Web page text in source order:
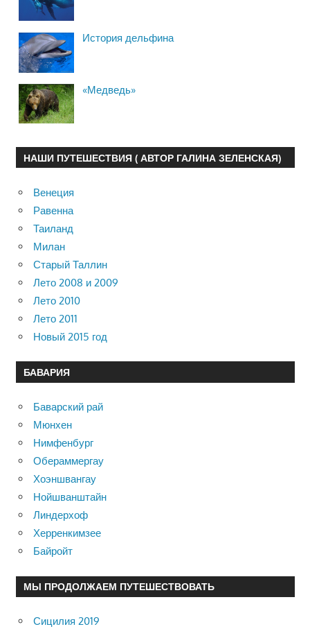
История дельфина
«Медведь»
НАШИ ПУТЕШЕСТВИЯ ( АВТОР ГАЛИНА ЗЕЛЕНСКАЯ)
Венеция
Равенна
Таиланд
Милан
Старый Таллин
Лето 2008 и 2009
Лето 2010
Лето 2011
Новый 2015 год
БАВАРИЯ
Баварский рай
Мюнхен
Нимфенбург
Обераммергау
Хоэншвангау
Нойшванштайн
Линдерхоф
Херренкимзее
Байройт
МЫ ПРОДОЛЖАЕМ ПУТЕШЕСТВОВАТЬ
Сицилия 2019